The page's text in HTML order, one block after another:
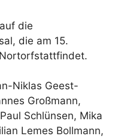
die
die am 15.
Niklas Geest-
Großmann,
Schlünsen, Mika
Lemes Bollmann,